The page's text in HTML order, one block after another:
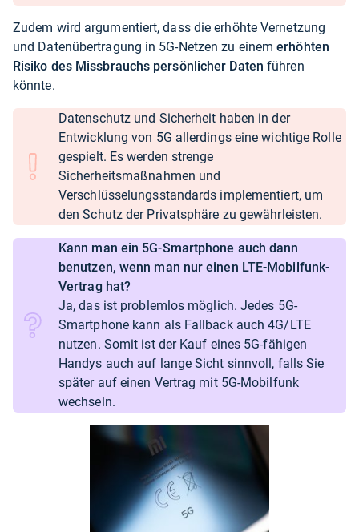
Zudem wird argumentiert, dass die erhöhte Vernetzung
und Datenübertragung in 5G-Netzen zu einemerhöhten
Risiko des Missbrauchs persönlicher Daten führen
könnte.
Datenschutz und Sicherheit haben in der
Entwicklung von 5G allerdings eine wichtige Rolle
gespielt. Es werden strenge
Sicherheitsmaßnahmen und
Verschlüsselungsstandards implementiert, um
den Schutz der Privatsphäre zu gewährleisten.
Kann man ein 5G-Smartphone auch dann
benutzen, wenn man nur einen LTE-Mobilfunk-
Vertrag hat?
Ja, das ist problemlos möglich. Jedes 5G-
Smartphone kann als Fallback auch 4G/LTE
nutzen. Somit ist der Kauf eines 5G-fähigen
Handys auch auf lange Sicht sinnvoll, falls Sie
später auf einen Vertrag mit 5G-Mobilfunk
wechseln.